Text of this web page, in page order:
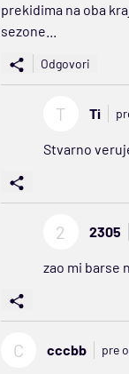
prekidima na oba
sezone...
Odgovori
T Ti
Stvarno
2 2305
zao mi barse
C cccbb pre